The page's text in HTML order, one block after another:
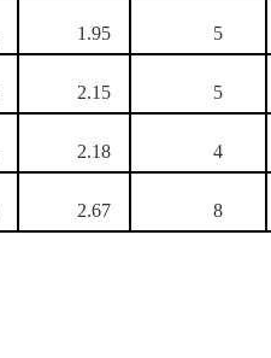
1.95 5
2.15 5
2.18 4
2.67 8